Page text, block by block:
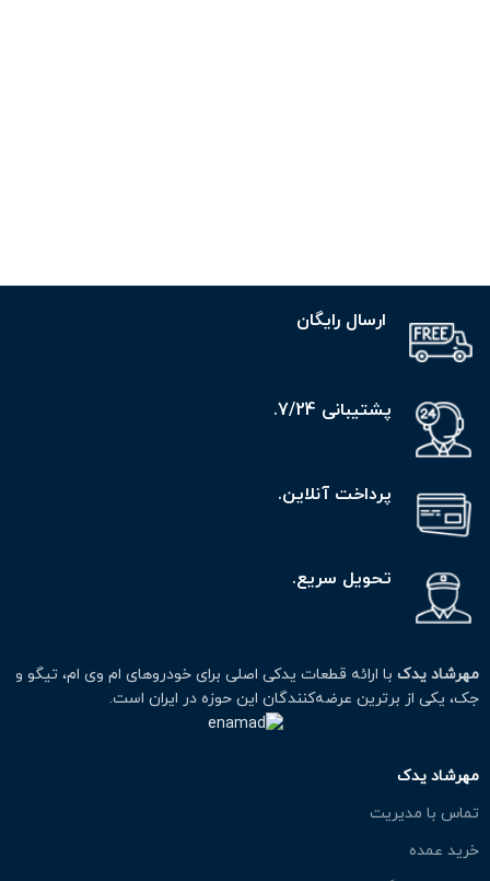
ارسال رایگان
پشتیبانی 7/24.
پرداخت آنلاین.
تحویل سریع.
مهرشاد یدک با ارائه قطعات یدکی اصلی برای خودروهای ام وی ام، تیگو و
جک، یکی از برترین عرضه‌کنندگان این حوزه در ایران است.
مهرشاد یدک
تماس با مدیریت
خرید عمده